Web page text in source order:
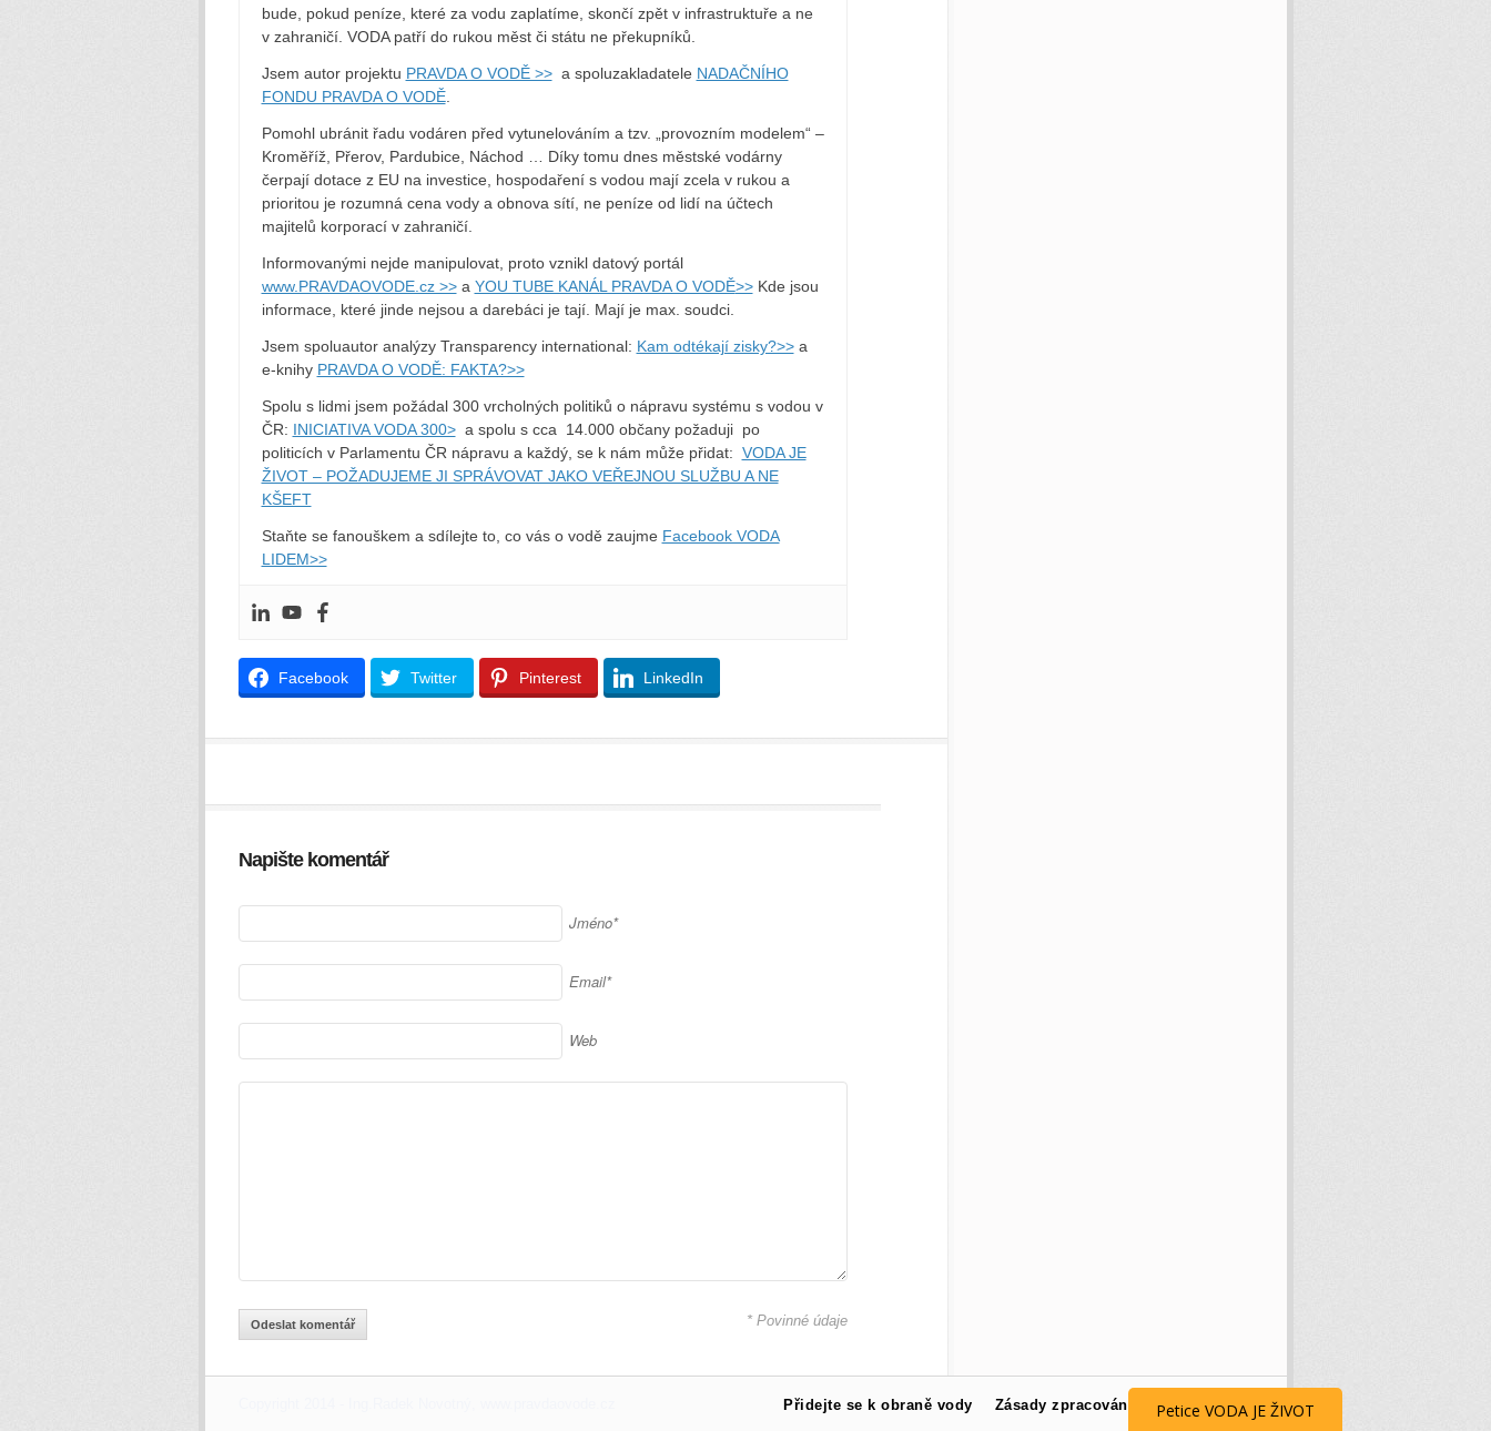
bude, pokud peníze, které za vodu zaplatíme, skončí zpět v infrastruktuře a ne
v zahraničí. VODA patří do rukou měst či státu ne překupníků.
Jsem autor projektu PRAVDA O VODĚ >>a spoluzakladatele NADAČNÍHO
FONDU PRAVDA O VODĚ.
Pomohl ubránit řadu vodáren před vytunelováním a tzv. „provozním modelem“ –
Kroměříž, Přerov, Pardubice, Náchod … Díky tomu dnes městské vodárny
čerpají dotace z EU na investice, hospodaření s vodou mají zcela v rukou a
prioritou je rozumná cena vody a obnova sítí, ne peníze od lidí na účtech
majitelů korporací v zahraničí.
Informovanými nejde manipulovat, proto vznikl datový portál
www.PRAVDAOVODE.cz >>a YOU TUBE KANÁL PRAVDA O VODĚ>>Kde jsou
informace, které jinde nejsou a darebáci je tají. Mají je max. soudci.
Jsem spoluautor analýzy Transparency international: Kam odtékají zisky?>>a
e-knihy PRAVDA O VODĚ: FAKTA?>>
Spolu s lidmi jsem požádal 300 vrcholných politiků o nápravu systému s vodou v
ČR: INICIATIVA VODA 300>a spolu s cca 14.000 občany požaduji po
politicích v Parlamentu ČR nápravu a každý, se k nám může přidat: VODA JE
ŽIVOT – POŽADUJEME JI SPRÁVOVAT JAKO VEŘEJNOU SLUŽBU A NE
KŠEFT
Staňte se fanouškem a sdílejte to, co vás o vodě zaujme Facebook VODA
LIDEM>>
Facebook Twitter Pinterest LinkedIn
Napište komentář
Jméno*
Email*
Web
* Povinné údaje
Přidejte se k obraně vody Zásady zpracování osobních údajů
Petice VODA JE ŽIVOT